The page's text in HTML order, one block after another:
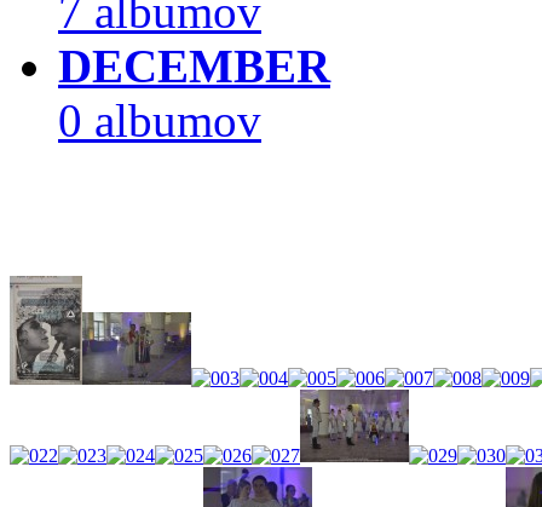
7 albumov
DECEMBER
0 albumov